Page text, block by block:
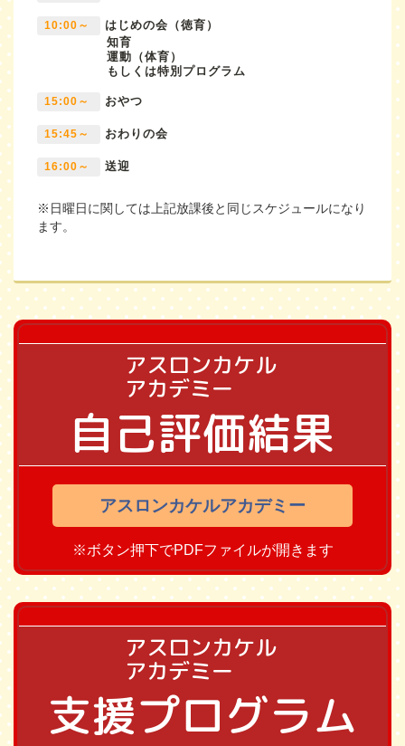
10:00～
はじめの会（徳育）
知育
運動（体育）
もしくは特別プログラム
15:00～ おやつ
15:45～ おわりの会
16:00～ 送迎
※日曜日に関しては上記放課後と同じスケジュールになり
ます。
アスロンカケル
アカデミー
自己評価結果
アスロンカケルアカデミー
※ボタン押下でPDFファイルが開きます
アスロンカケル
アカデミー
支援プログラム